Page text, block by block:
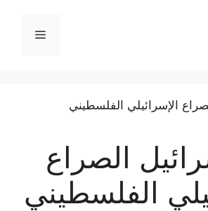
القائمة
الصراع
الفلسطيني